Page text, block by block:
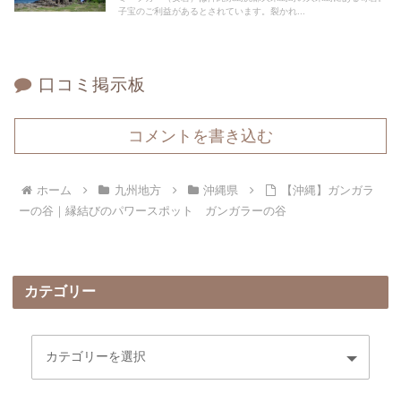
子宝のご利益があるとされています。裂かれ...
口コミ掲示板
コメントを書き込む
ホーム 九州地方 沖縄県
【沖縄】ガンガラ
ーの谷｜縁結びのパワースポット ガンガラーの谷
カテゴリー